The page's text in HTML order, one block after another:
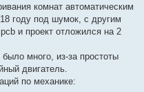
комнат автоматическим
году под шумок, с другим
и проект отложился на 2
много, из-за простоты
двигатель.
по механике: